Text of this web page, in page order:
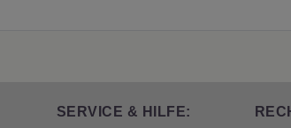
SERVICE & HILFE: